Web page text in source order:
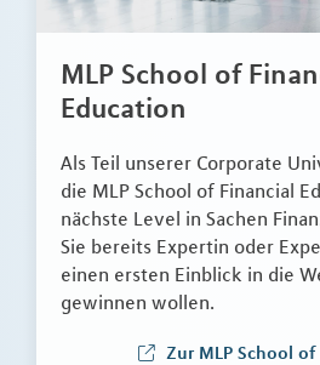
MLP School of
Education
Als Teil unserer Corporate
die MLP School of Financial
nächste Level in Sachen
Sie bereits Expertin oder
einen ersten Einblick in die
gewinnen wollen.
Zur MLP School